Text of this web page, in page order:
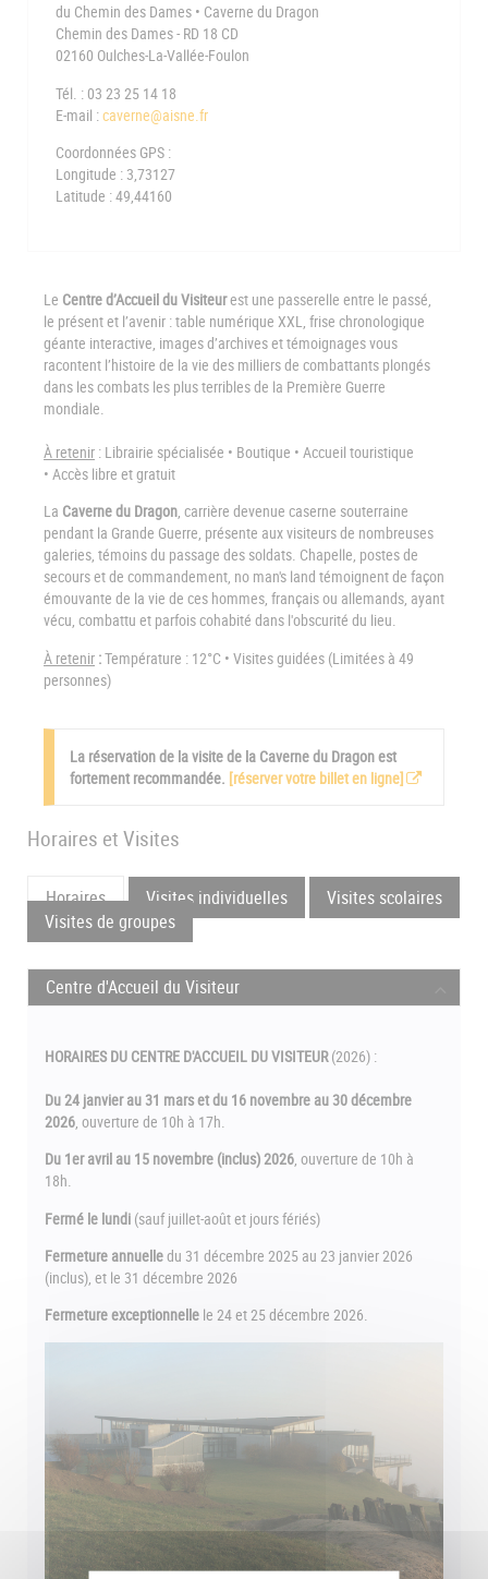
du Chemin des Dames • Caverne du Dragon
Chemin des Dames - RD 18 CD
02160 Oulches-La-Vallée-Foulon
Tél. : 03 23 25 14 18
E-mail :caverne@aisne.fr
Coordonnées GPS :
Longitude : 3,73127
Latitude : 49,44160
Le Centre d’Accueil du Visiteurest une passerelle entre le passé,
le présent et l’avenir : table numérique XXL, frise chronologique
géante interactive, images d’archives et témoignages vous
racontent l’histoire de la vie des milliers de combattants plongés
dans les combats les plus terribles de la Première Guerre
mondiale.
À retenir : Librairie spécialisée • Boutique • Accueil touristique
• Accès libre et gratuit
La Caverne du Dragon, carrière devenue caserne souterraine
pendant la Grande Guerre, présente aux visiteurs de nombreuses
galeries, témoins du passage des soldats. Chapelle, postes de
secours et de commandement, no man's land témoignent de façon
émouvante de la vie de ces hommes, français ou allemands, ayant
vécu, combattu et parfois cohabité dans l'obscurité du lieu.
À retenir :Température : 12°C • Visites guidées (Limitées à 49
personnes)
La réservation de la visite de la Caverne du Dragon est
fortement recommandée. [réserver votre billet en ligne]
Horaires et Visites
Horaires Visites individuelles
Visites scolaires
Visites de groupes
Centre d'Accueil du Visiteur
HORAIRES DU CENTRE D'ACCUEIL DU VISITEUR(2026) :
Du 24 janvier au 31 mars et du 16 novembre au 30 décembre
2026, ouverture de 10h à 17h.
Du 1er avril au 15 novembre (inclus) 2026, ouverture de 10h à
18h.
Fermé le lundi (sauf juillet-août et jours fériés)
Fermeture annuelledu 31 décembre 2025 au 23 janvier 2026
(inclus), et le 31 décembre 2026
Fermeture exceptionnelle le 24 et 25 décembre 2026.